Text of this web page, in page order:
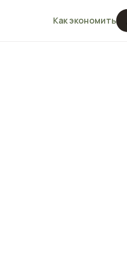
Как экономить